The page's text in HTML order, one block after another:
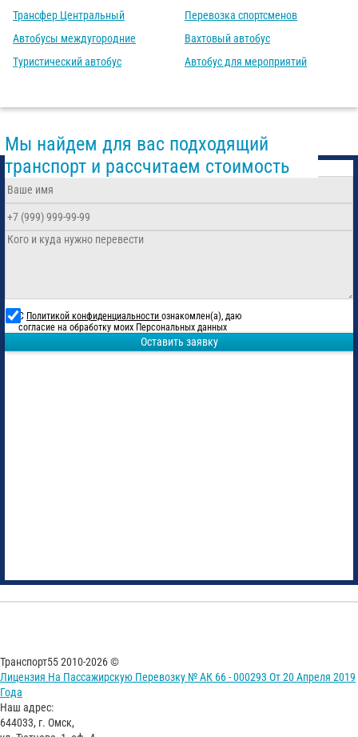
Трансфер Центральный
Автобусы междугородние
Туристический автобус
Перевозка спортсменов
Вахтовый автобус
Автобус для мероприятий
Мы найдем для вас подходящий
транспорт и рассчитаем стоимость
С Политикой конфиденциальности ознакомлен(а), даю
согласие на обработку моих Персональных данных
Оставить заявку
Транспорт55 2010-2026 ©
Лицензия На Пассажирскую Перевозку № АК 66 - 000293 От 20 Апреля 2019
Года
Наш адрес:
644033, г. Омск,